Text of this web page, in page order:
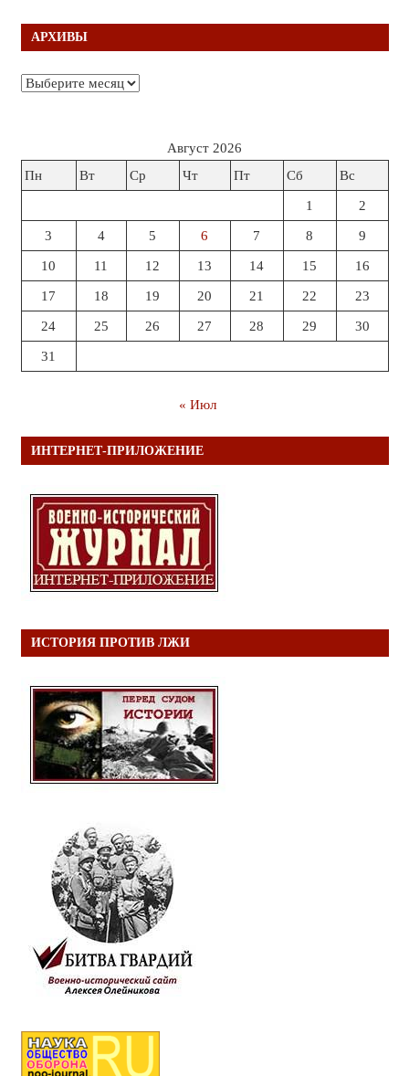
АРХИВЫ
Архивы
Август 2026
Пн
Вт Ср Чт Пт Сб Вс
1 2
3 4 5 6 7 8 9
10 11 12 13 14 15 16
17 18 19 20 21 22 23
24 25 26 27 28 29 30
31
« Июл
ИНТЕРНЕТ-ПРИЛОЖЕНИЕ
ИСТОРИЯ ПРОТИВ ЛЖИ